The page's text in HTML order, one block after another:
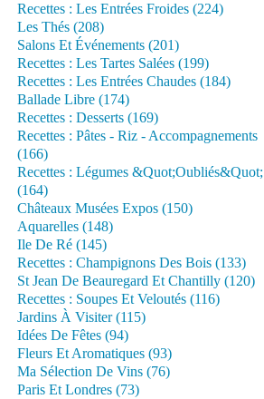
Recettes : Les Entrées Froides (224)
Les Thés (208)
Salons Et Événements (201)
Recettes : Les Tartes Salées (199)
Recettes : Les Entrées Chaudes (184)
Ballade Libre (174)
Recettes : Desserts (169)
Recettes : Pâtes - Riz - Accompagnements
(166)
Recettes : Légumes &Quot;Oubliés&Quot;
(164)
Châteaux Musées Expos (150)
Aquarelles (148)
Ile De Ré (145)
Recettes : Champignons Des Bois (133)
St Jean De Beauregard Et Chantilly (120)
Recettes : Soupes Et Veloutés (116)
Jardins À Visiter (115)
Idées De Fêtes (94)
Fleurs Et Aromatiques (93)
Ma Sélection De Vins (76)
Paris Et Londres (73)